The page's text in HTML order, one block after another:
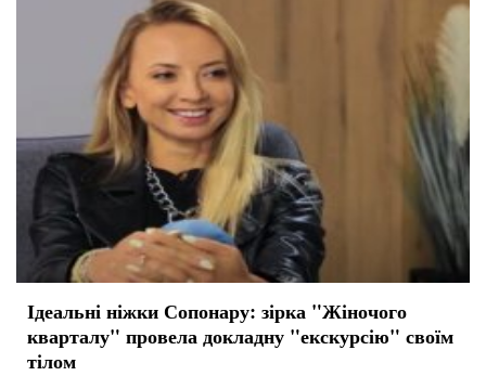
Ідеальні ніжки Сопонару: зірка "Жіночого
кварталу" провела докладну "екскурсію" своїм
тілом